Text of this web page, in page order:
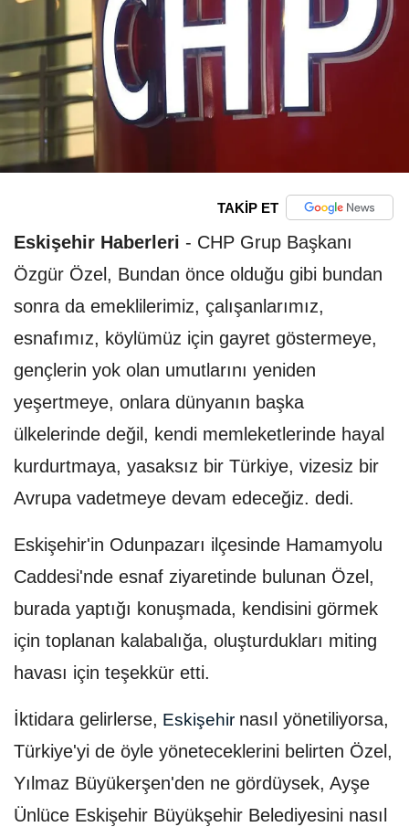
TAKİP ET
Eskişehir Haberleri - CHP Grup Başkanı
Özgür Özel, Bundan önce olduğu gibi bundan
sonra da emeklilerimiz, çalışanlarımız,
esnafımız, köylümüz için gayret göstermeye,
gençlerin yok olan umutlarını yeniden
yeşertmeye, onlara dünyanın başka
ülkelerinde değil, kendi memleketlerinde hayal
kurdurtmaya, yasaksız bir Türkiye, vizesiz bir
Avrupa vadetmeye devam edeceğiz. dedi.
Eskişehir'in Odunpazarı ilçesinde Hamamyolu
Caddesi'nde esnaf ziyaretinde bulunan Özel,
burada yaptığı konuşmada, kendisini görmek
için toplanan kalabalığa, oluşturdukları miting
havası için teşekkür etti.
İktidara gelirlerse, Eskişehir nasıl yönetiliyorsa,
Türkiye'yi de öyle yöneteceklerini belirten Özel,
Yılmaz Büyükerşen'den ne gördüysek, Ayşe
Ünlüce Eskişehir Büyükşehir Belediyesini nasıl